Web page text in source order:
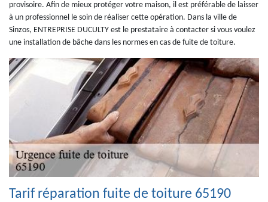
provisoire. Afin de mieux protéger votre maison, il est préférable de laisser
à un professionnel le soin de réaliser cette opération. Dans la ville de
Sinzos, ENTREPRISE DUCULTY est le prestataire à contacter si vous voulez
une installation de bâche dans les normes en cas de fuite de toiture.
Tarif réparation fuite de toiture 65190